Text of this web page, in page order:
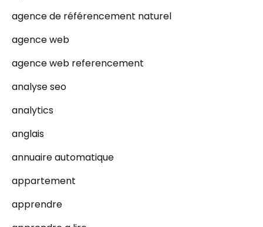
agence de référencement naturel
agence web
agence web referencement
analyse seo
analytics
anglais
annuaire automatique
appartement
apprendre